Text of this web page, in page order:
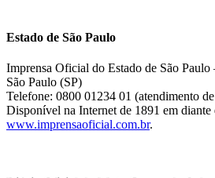
Estado de São Paulo
Imprensa Oficial do Estado de São
São Paulo (SP)
Telefone: 0800 01234 01 (atendimento de
Disponível na Internet de 1891 em diante
www.imprensaoficial.com.br.